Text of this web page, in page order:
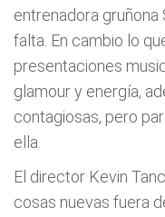
entrenadora
falta. En cambio lo
presentaciones
glamour y energía,
contagiosas, pero
ella.
El director Kevin
cosas nuevas fuera